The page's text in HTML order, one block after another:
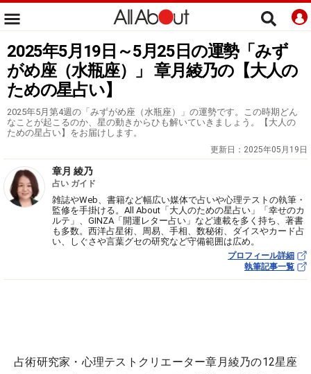
2025年5月19日～5月25日の運勢「みず
がめ座（水瓶座）」 章月綾乃の【大人の
ための星占い】
2025年5月第4週の「みずがめ座（水瓶座）」の運勢です。この時期どん
なことが起こるのか、星の動きからひも解いていきましょう。【大人の
ための星占い】をお届けします。
更新日： 2025年05月19日
章月 綾乃
占い ガイド
雑誌やWeb、書籍など幅広い媒体で占いや心理テストの執筆・
監修を手掛ける。All About「大人のための星占い」「幸せのカ
ルテ」、GINZA「開運レター占い」など連載を多く持ち、著書
も多数。西洋占星術、周易、手相、数秘術、ダイスやカード占
い、しぐさや言葉グセの研究など守備範囲は広め。
プロフィール詳細
執筆記事一覧
占術研究家・心理テストクリエーター章月綾乃の12星座